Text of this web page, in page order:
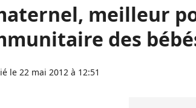
meilleur
des
le 22 mai 2012 à 12:51